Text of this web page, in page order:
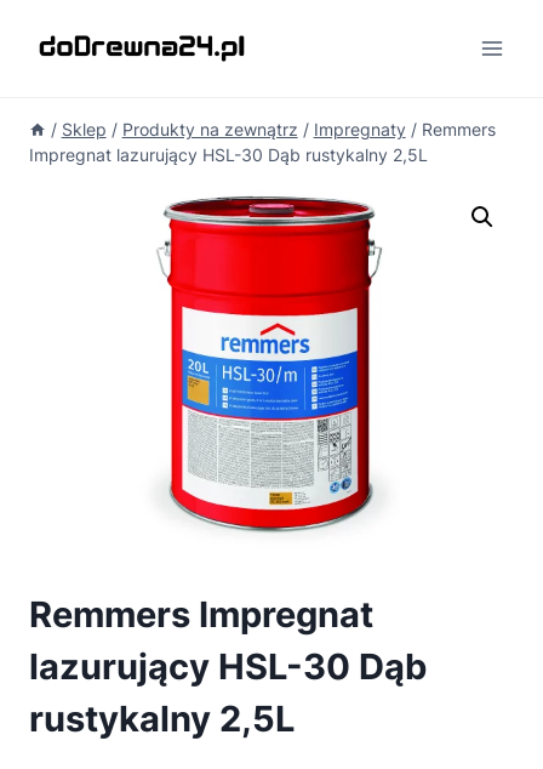
/ Sklep / Produkty na zewnątrz / Impregnaty / Remmers
Impregnat lazurujący HSL-30 Dąb rustykalny 2,5L
Remmers Impregnat
lazurujący HSL-30 Dąb
rustykalny 2,5L